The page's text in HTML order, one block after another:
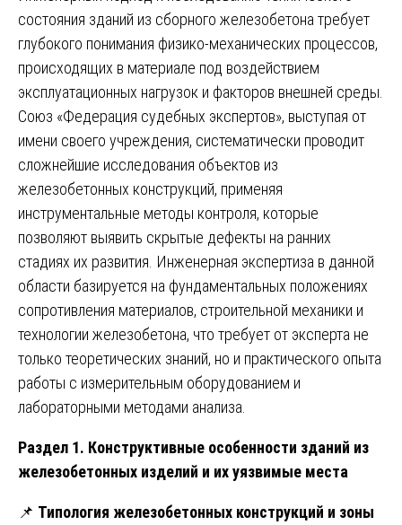
состояния зданий из сборного железобетона требует
глубокого понимания физико-механических процессов,
происходящих в материале под воздействием
эксплуатационных нагрузок и факторов внешней среды.
Союз «Федерация судебных экспертов», выступая от
имени своего учреждения, систематически проводит
сложнейшие исследования объектов из
железобетонных конструкций, применяя
инструментальные методы контроля, которые
позволяют выявить скрытые дефекты на ранних
стадиях их развития. Инженерная экспертиза в данной
области базируется на фундаментальных положениях
сопротивления материалов, строительной механики и
технологии железобетона, что требует от эксперта не
только теоретических знаний, но и практического опыта
работы с измерительным оборудованием и
лабораторными методами анализа.
Раздел 1. Конструктивные особенности зданий из
железобетонных изделий и их уязвимые места
📌 Типология железобетонных конструкций и зоны